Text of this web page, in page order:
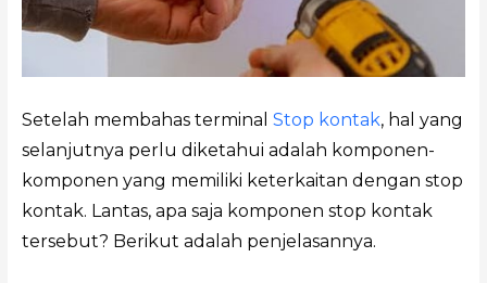
Setelah membahas terminal Stop kontak, hal yang
selanjutnya perlu diketahui adalah komponen-
komponen yang memiliki keterkaitan dengan stop
kontak. Lantas, apa saja komponen stop kontak
tersebut? Berikut adalah penjelasannya.